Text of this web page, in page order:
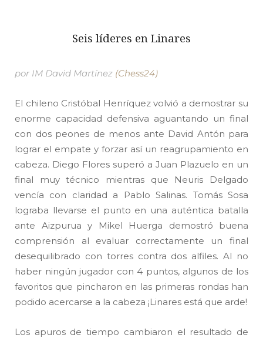
Seis líderes en Linares
por IM David Martínez (Chess24)
El chileno Cristóbal Henríquez volvió a demostrar su
enorme capacidad defensiva aguantando un final
con dos peones de menos ante David Antón para
lograr el empate y forzar así un reagrupamiento en
cabeza. Diego Flores superó a Juan Plazuelo en un
final muy técnico mientras que Neuris Delgado
vencía con claridad a Pablo Salinas. Tomás Sosa
lograba llevarse el punto en una auténtica batalla
ante Aizpurua y Mikel Huerga demostró buena
comprensión al evaluar correctamente un final
desequilibrado con torres contra dos alfiles. Al no
haber ningún jugador con 4 puntos, algunos de los
favoritos que pincharon en las primeras rondas han
podido acercarse a la cabeza ¡Linares está que arde!
Los apuros de tiempo cambiaron el resultado de